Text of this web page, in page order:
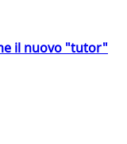
il nuovo "tutor"